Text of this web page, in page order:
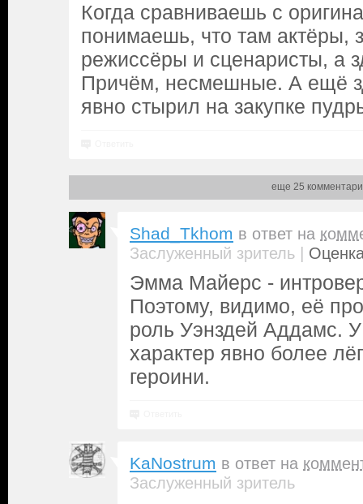
Когда сравниваешь с
понимаешь, что там актёры,
режиссёры и сценаристы, а
Причём, несмешные. А ещё
явно стырил на закупке
еще 25
Shad_Tkhom в ответ на
Заслуженный зритель |
Эмма Майерс -
Поэтому, видимо, её
роль Уэнздей Аддамс.
характер явно более
героини.
KaNostrum в ответ на
Заслуженный зритель